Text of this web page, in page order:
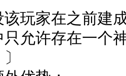
该玩家在之前建
允许存在一个